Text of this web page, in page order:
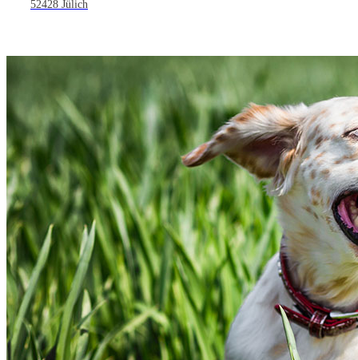
52428 Jülich